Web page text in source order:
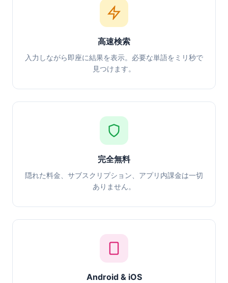
高速検索
入力しながら即座に結果を表示。必要な単語をミリ秒で
見つけます。
完全無料
隠れた料金、サブスクリプション、アプリ内課金は一切
ありません。
Android & iOS